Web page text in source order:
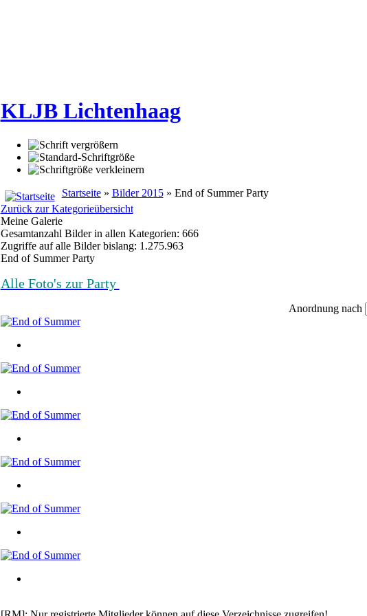
KLJB Lichtenhaag
Startseite» Bilder 2015» End of Summer Party
Zurück zur Kategorieübersicht
Meine Galerie
Gesamtanzahl Bilder in allen Kategorien: 666
Zugriffe auf alle Bilder bislang: 1.275.963
End of Summer Party
Alle Foto's zur Party
Anordnung nach